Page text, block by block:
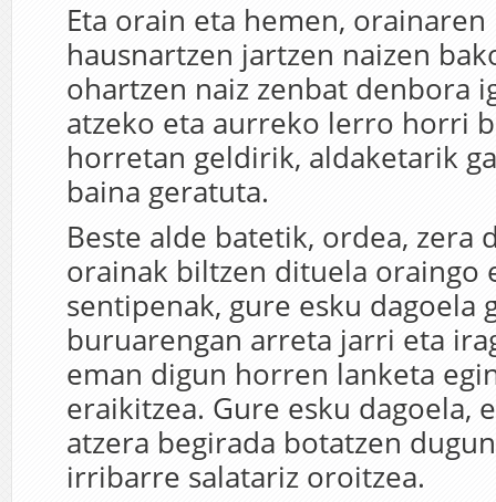
Eta orain eta hemen,
hausnartzen jartzen naizen
ohartzen naiz zenbat denbora
atzeko eta aurreko lerro horri
horretan geldirik, aldaketarik
baina geratuta.
Beste alde batetik, ordea, zera
orainak biltzen dituela oraingo
sentipenak, gure esku dagoela
buruarengan arreta jarri eta
eman digun horren lanketa
eraikitzea. Gure esku dagoela,
atzera begirada botatzen
irribarre salatariz oroitzea.